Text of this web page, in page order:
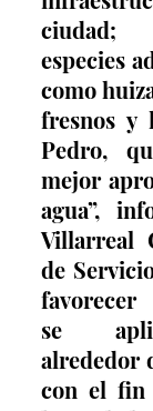
especies
como
fresnos y
Pedro,
mejor
agua”,
Villarreal
de
se
alrededor
con el fin